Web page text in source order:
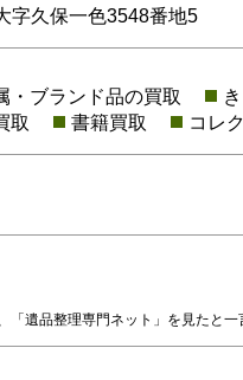
字久保一色3548番地5
・ブランド品の買取
取
書籍買取 コレ
「遺品整理専門ネット」を見たと一